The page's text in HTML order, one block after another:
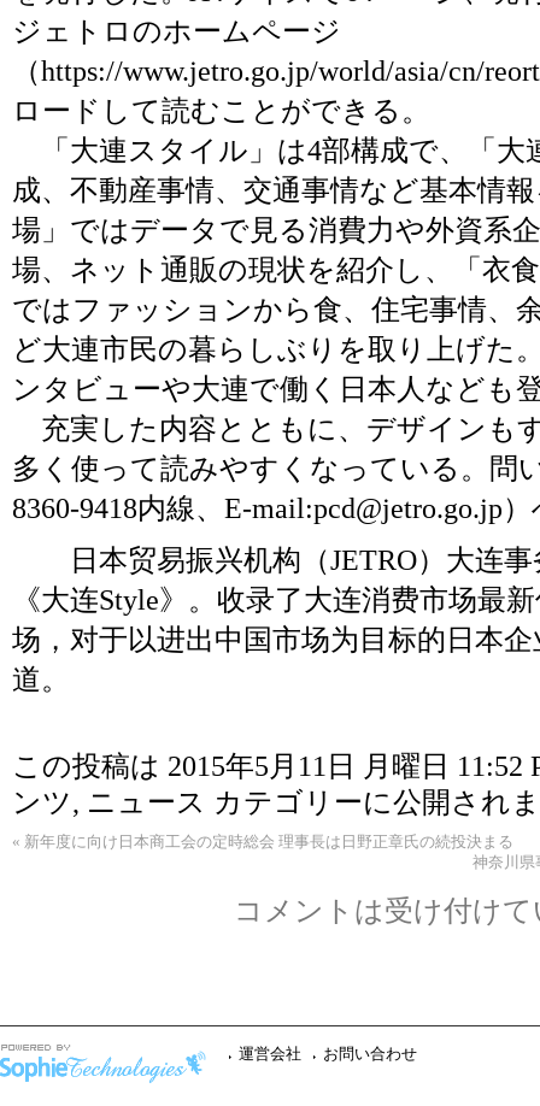
ジェトロのホームページ
（https://www.jetro.go.jp/world/asia/cn/
ロードして読むことができる。
「大連スタイル」は4部構成で、「大
成、不動産事情、交通事情など基本情
場」ではデータで見る消費力や外資系
場、ネット通販の現状を紹介し、「衣
ではファッションから食、住宅事情、
ど大連市民の暮らしぶりを取り上げた
ンタビューや大連で働く日本人なども
充実した内容とともに、デザインも
多く使って読みやすくなっている。問
8360-9418内線、E-mail:pcd@jetro.go.jp
日本贸易振兴机构（JETRO）大连事
《大连Style》。收录了大连消费市场最
场，对于以进出中国市场为目标的日本
道。
この投稿は 2015年5月11日 月曜日 11:52
ンツ, ニュース カテゴリーに公開され
« 新年度に向け日本商工会の定時総会 理事長は日野正章氏の続投決まる
神奈川県
コメントは受け付け
運営会社 お問い合わせ